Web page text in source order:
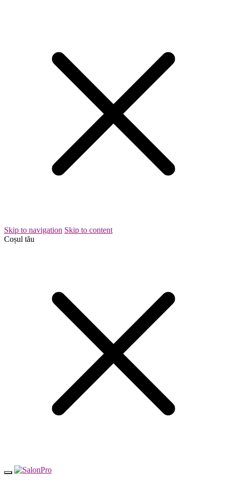
Skip to navigation Skip to content
Coșul tău